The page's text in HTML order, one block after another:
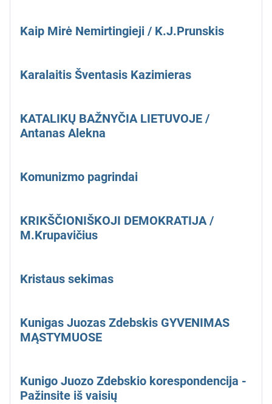
Kaip Mirė Nemirtingieji / K.J.Prunskis
Karalaitis Šventasis Kazimieras
KATALIKŲ BAŽNYČIA LIETUVOJE /
Antanas Alekna
Komunizmo pagrindai
KRIKŠČIONIŠKOJI DEMOKRATIJA /
M.Krupavičius
Kristaus sekimas
Kunigas Juozas Zdebskis GYVENIMAS
MĄSTYMUOSE
Kunigo Juozo Zdebskio korespondencija -
Pažinsite iš vaisių